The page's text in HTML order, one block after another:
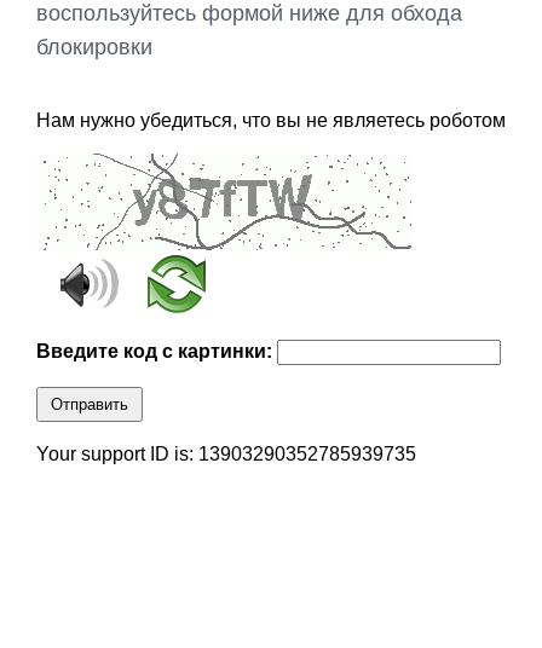
воспользуйтесь формой ниже для обхода
блокировки
Нам нужно убедиться, что вы не являетесь роботом
Введите код с картинки:
Отправить
Your support ID is: 13903290352785939735